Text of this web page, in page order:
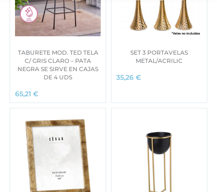
TABURETE MOD. TED TELA
C/ GRIS CLARO – PATA
NEGRA SE SIRVE EN CAJAS
DE 4 UDS
65,21 €
SET 3 PORTAVELAS
METAL/ACRILIC
35,26 €